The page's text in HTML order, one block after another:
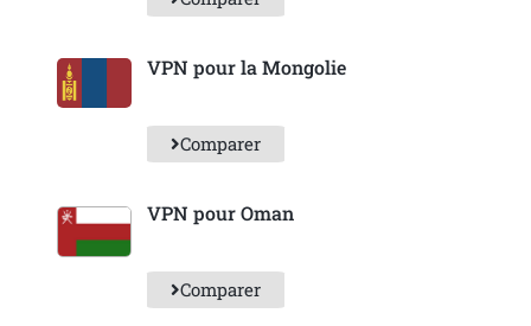
VPN pour la Mongolie
Comparer
VPN pour Oman
Comparer